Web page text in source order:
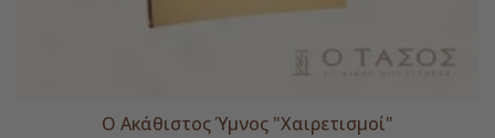
Ο Ακάθιστος Ύμνος "Χαιρετισμοί"